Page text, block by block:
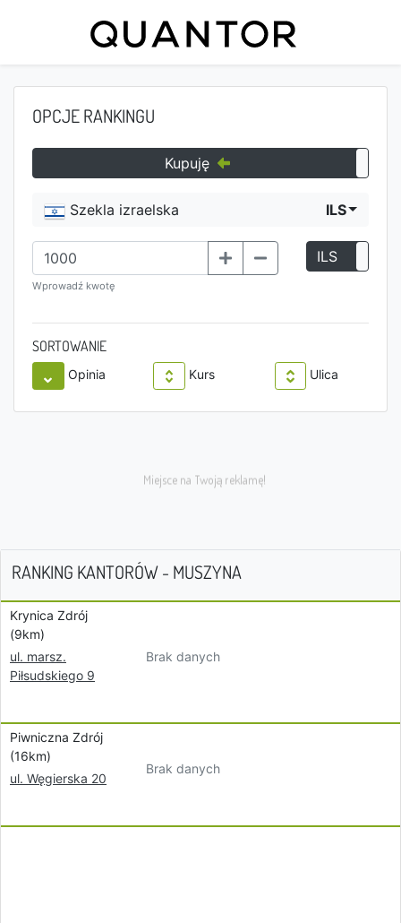
OPCJE RANKINGU
Kupuję
Szekla izraelska ILS
Wprowadź kwotę
ILS
SORTOWANIE
Opinia Kurs Ulica
RANKING KANTORÓW - MUSZYNA
Krynica Zdrój
(9km)
ul. marsz.
Piłsudskiego 9
Brak danych
Piwniczna Zdrój
(16km)
ul. Węgierska 20
Brak danych